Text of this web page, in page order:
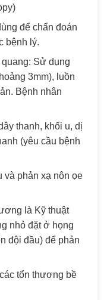
để chẩn đoán
bệnh lý.
Sử dụng
3mm), luồn
Bệnh nhân
thanh, khối u, dị
(yêu cầu bệnh
và phản xạ nôn ọe
là Kỹ thuật
nhỏ đặt ở họng
đội đầu) để phản
tổn thương bề